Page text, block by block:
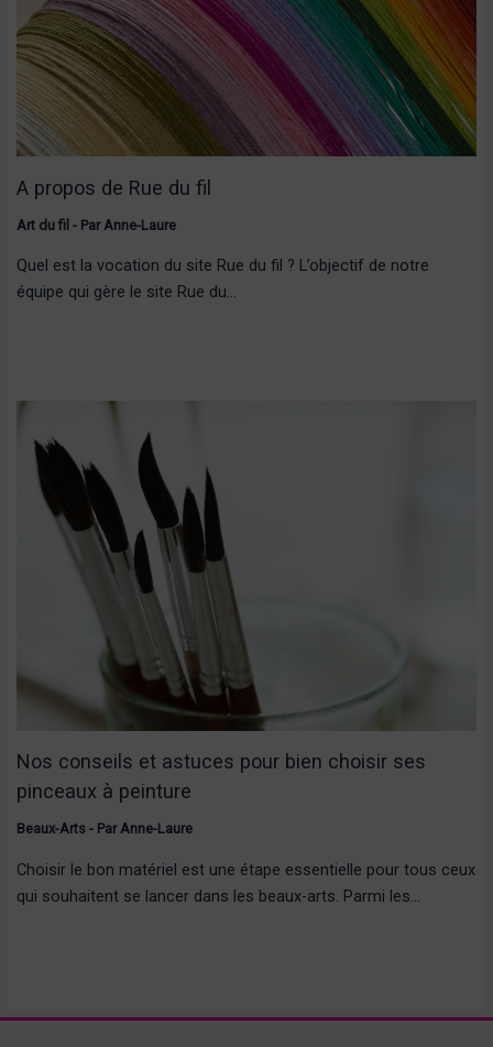
A propos de Rue du fil
Art du fil - Par Anne-Laure
Quel est la vocation du site Rue du fil ? L’objectif de notre
équipe qui gère le site Rue du…
Nos conseils et astuces pour bien choisir ses
pinceaux à peinture
Beaux-Arts- ParAnne-Laure
Choisir le bon matériel est une étape essentielle pour tous ceux
qui souhaitent se lancer dans les beaux-arts. Parmi les…